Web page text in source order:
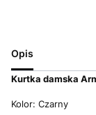
Opis
Kurtka damska
Kolor: Czarny